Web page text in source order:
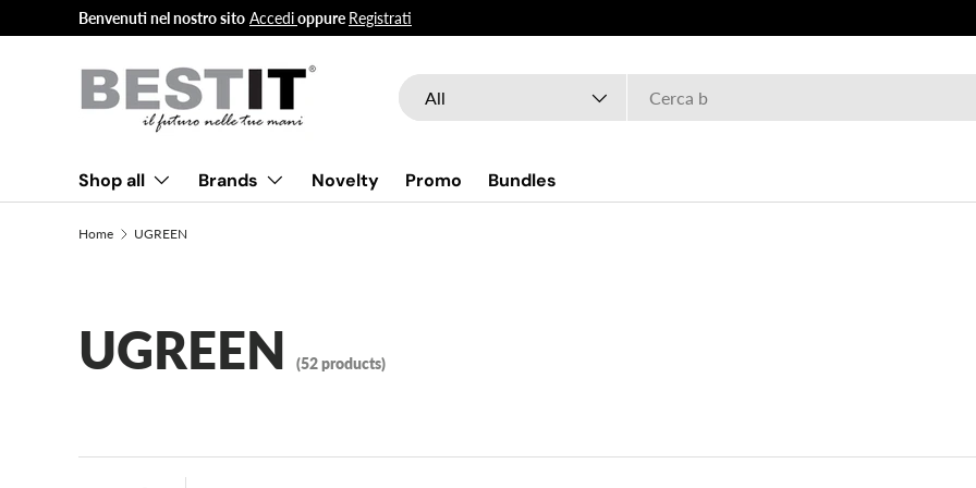
Skip to content
Benvenuti nel nostro sito Accedioppure Registrati
Search
Product type
All
Shop all Brands Novelty Promo Bundles
Home UGREEN
UGREEN (52 products)